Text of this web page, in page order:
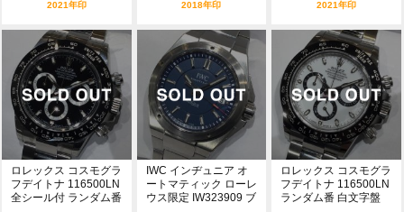
2021年印 2018年印 2021年印
ロレックス コスモグラ
フデイトナ 116500LN
全シール付 ランダム番
IWC インヂュニア オ
ートマティック ローレ
ウス限定 IW323909 ブ
ロレックス コスモグラ
フデイトナ 116500LN
ランダム番 白文字盤